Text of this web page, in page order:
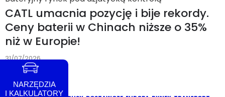
AKTUALNOŚCI,CHARGEIN,INFRASTRUKTURA
Infrastruktura DC
Szybka ładowarka ChargeIn w pobliżu
S8. Ma 150 kW i terminal płatniczy
01/08/2026
NARZĘDZIA
I KALKULATORY